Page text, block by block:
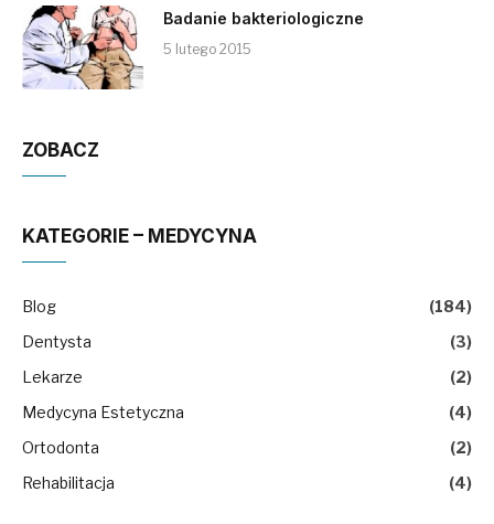
Badanie bakteriologiczne
5 lutego 2015
ZOBACZ
KATEGORIE – MEDYCYNA
Blog
(184)
Dentysta
(3)
Lekarze
(2)
Medycyna Estetyczna
(4)
Ortodonta
(2)
Rehabilitacja
(4)